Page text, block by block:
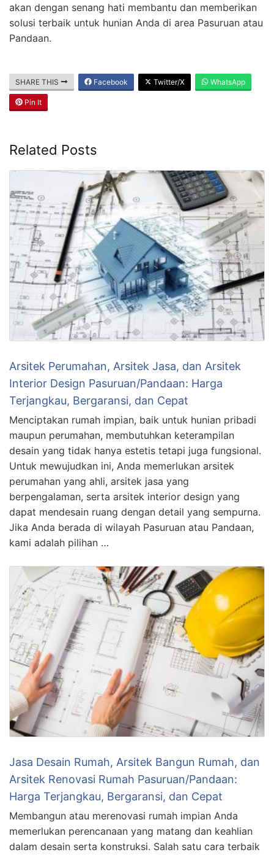
akan dengan senang hati membantu dan memberikan
solusi terbaik untuk hunian Anda di area Pasuruan atau
Pandaan.
SHARE THIS Facebook Twitter/X WhatsApp
Pin It
Related Posts
Arsitek Perumahan, Arsitek Jasa, dan Arsitek
Interior Design Pasuruan/Pandaan: Harga
Terjangkau, Bergaransi, dan Cepat
Menciptakan rumah impian, baik untuk hunian pribadi
maupun perumahan, membutuhkan keterampilan
desain yang tidak hanya estetis tetapi juga fungsional.
Untuk mewujudkan ini, Anda memerlukan arsitek
perumahan yang ahli, arsitek jasa yang
berpengalaman, serta arsitek interior design yang
dapat mendesain ruang dengan detail yang sempurna.
Jika Anda berada di wilayah Pasuruan atau Pandaan,
kami adalah pilihan …
Jasa Desain Rumah, Arsitek Bangun Rumah, dan
Arsitek Renovasi Rumah Pasuruan/Pandaan:
Harga Terjangkau, Bergaransi, dan Cepat
Membangun atau merenovasi rumah impian Anda
memerlukan perencanaan yang matang dan keahlian
dalam desain serta konstruksi. Salah satu cara terbaik